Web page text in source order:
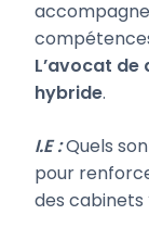
L’avocat
hybride.
I.E :Quels
pour
des cabinets